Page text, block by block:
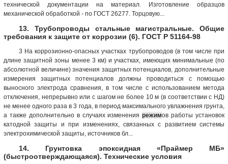
технической документации на материал. Изготовление образцов
механической обработкой - по ГОСТ 26277. Торцовую...
13. Трубопроводы стальные магистральные. Общие
требования к защите от коррозии (6). ГОСТ Р 51164-98
3 На коррозионно-опасных участках трубопроводов (в том числе при
длине защитной зоны менее 3 км) и участках, имеющих минимальные (по
абсолютной величине) значения защитных потенциалов, дополнительные
измерения защитных потенциалов должны проводиться с помощью
выносного электрода сравнения, в том числе с использованием метода
отключения, непрерывно или с шагом не более 10 м (в соответствии с НД)
не менее одного раза в 3 года, в период максимального увлажнения грунта,
а также дополнительно в случаях изменениярежимов работы установок
катодной защиты и при изменениях, связанных с развитием системы
электрохимической защиты, источников бл...
14. Грунтовка эпоксидная «Праймер МБ»
(быстроотверждающаяся). Технические условия